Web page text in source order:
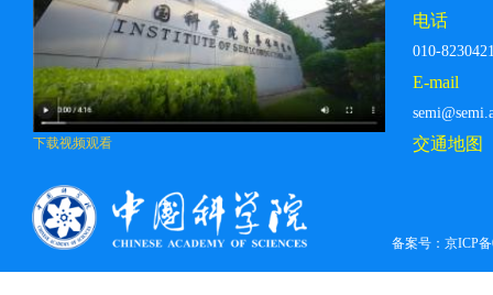
下载视频观看
电话
010-
E-mail
交通地图
备案号： 京ICP